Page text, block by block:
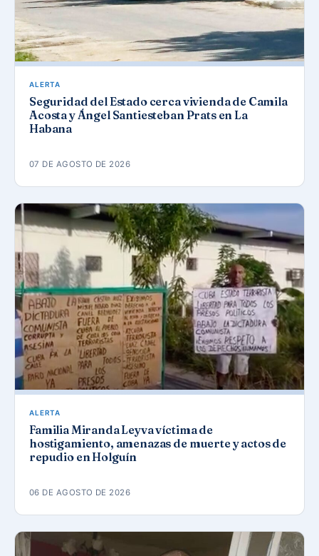
ALERTA
Seguridad del Estado cerca vivienda de Camila
Acosta y Ángel Santiesteban Prats en La
Habana
07 DE AGOSTO DE 2026
ALERTA
Familia Miranda Leyva víctima de
hostigamiento, amenazas de muerte y actos de
repudio en Holguín
06 DE AGOSTO DE 2026